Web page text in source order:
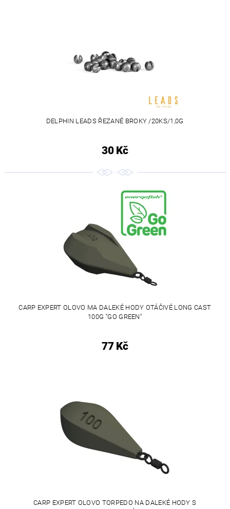
DELPHIN LEADS ŘEZANÉ BROKY /20KS/1,0G
30 Kč
CARP EXPERT OLOVO MA DALEKÉ HODY OTÁČIVÉ LONG CAST
100G ''GO GREEN''
77 Kč
CARP EXPERT OLOVO TORPEDO NA DALEKÉ HODY S